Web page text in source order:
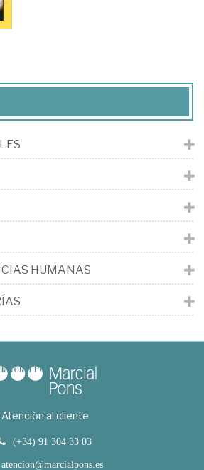
HUMANAS
Atención al cliente
(+34) 91 304 33 03
atencion@marcialpons.es